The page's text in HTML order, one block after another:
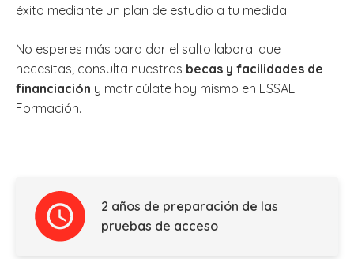
éxito mediante un plan de estudio a tu medida.
No esperes más para dar el salto laboral que
necesitas; consulta nuestras becas y facilidades de
financiación y matricúlate hoy mismo en ESSAE
Formación.
2 años de preparación de las
pruebas de acceso